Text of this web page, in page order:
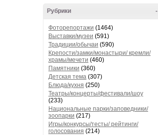
-
Рубрики
Фоторепортажи (1464)
Выставки/музеи (591)
Традиции/обычаи (590)
Крепости/замки/монастыри/ кремли/
храмы/мечети (460)
Памятники (360)
Детская тема (307)
Блюда/кухня (250)
Театры/концерты/фестивали/шоу
(233)
Национальные парки/заповедники/
зоопарки (217)
Игры/конкурсы/тесты/ рейтинги/
голосования (214)